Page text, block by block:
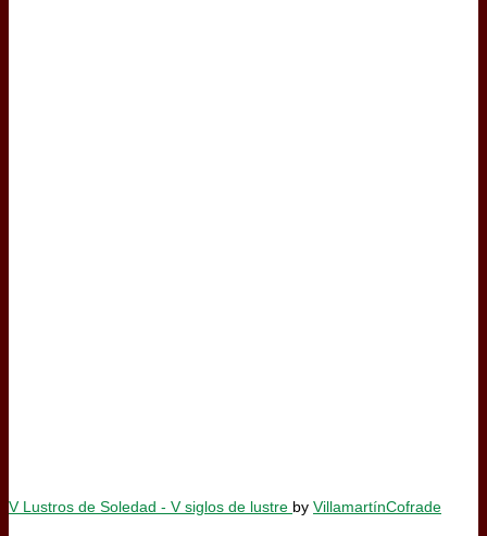
V Lustros de Soledad - V siglos de lustre by VillamartínCofrade